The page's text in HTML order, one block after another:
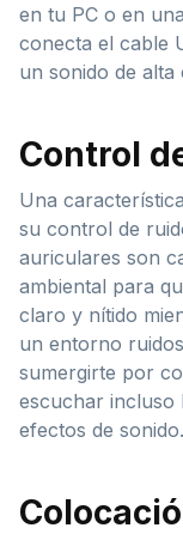
en tu PC o en
conecta el cable
un sonido de alta
Control
Una
su control de
auriculares son
ambiental para
claro y nítido
un entorno
sumergirte por
escuchar incluso
efectos de sonido.